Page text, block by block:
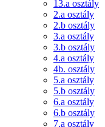
13.a osztály
2.a osztály
2.b osztály
3.a osztály
3.b osztály
4.a osztály
4b. osztály
5.a osztály
5.b osztály
6.a osztály
6.b osztály
7.a osztály